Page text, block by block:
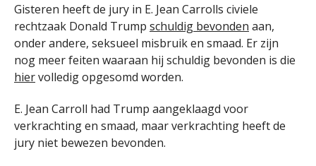
Gisteren heeft de jury in E. Jean Carrolls civiele
rechtzaak Donald Trump schuldig bevonden aan,
onder andere, seksueel misbruik en smaad. Er zijn
nog meer feiten waaraan hij schuldig bevonden is die
hiervolledig opgesomd worden.
E. Jean Carroll had Trump aangeklaagd voor
verkrachting en smaad, maar verkrachting heeft de
jury niet bewezen bevonden.